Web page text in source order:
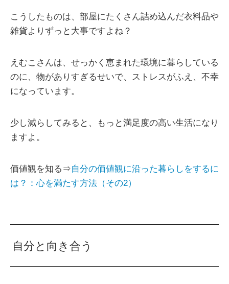
こうしたものは、部屋にたくさん詰め込んだ衣料品や
雑貨よりずっと大事ですよね？
えむこさんは、せっかく恵まれた環境に暮らしている
のに、物がありすぎるせいで、ストレスがふえ、不幸
になっています。
少し減らしてみると、もっと満足度の高い生活になり
ますよ。
価値観を知る⇒自分の価値観に沿った暮らしをするに
は？：心を満たす方法（その2）
自分と向き合う